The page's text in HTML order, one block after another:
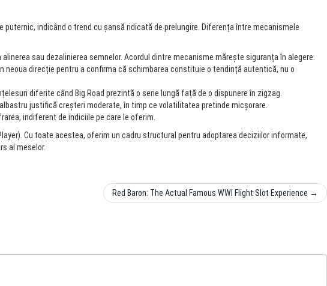
indicând o trend cu șansă ridicată de prelungire. Diferența între mecanismele
sau dezalinierea semnelor. Acordul dintre mecanisme mărește siguranța în alegere.
neoua direcție pentru a confirma că schimbarea constituie o tendință autentică, nu o
diferite când Big Road prezintă o serie lungă față de o dispunere în zigzag.
justifică creșteri moderate, în timp ce volatilitatea pretinde micșorare.
indiferent de indiciile pe care le oferim.
Cu toate acestea, oferim un cadru structural pentru adoptarea deciziilor informate,
al meselor.
Red Baron: The Actual Famous WWI Flight Slot Experience →